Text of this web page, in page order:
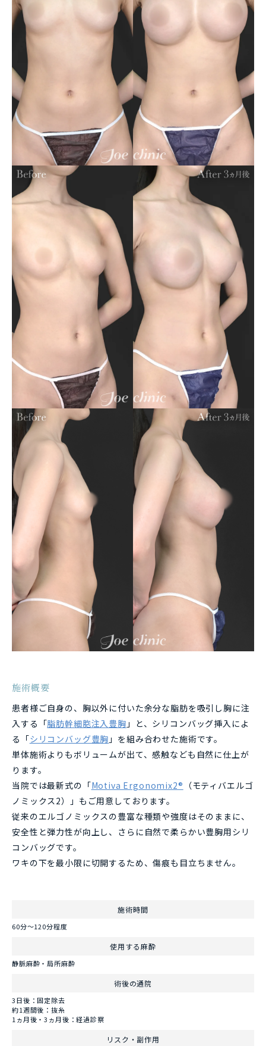
施術概要
患者様ご自身の、胸以外に付いた余分な脂肪を吸引し胸に注
入する「脂肪幹細胞注入豊胸 」と、シリコンバッグ挿入によ
る「シリコンバッグ豊胸 」を組み合わせた施術です。
単体施術よりもボリュームが出て、感触なども自然に仕上が
ります。
当院では最新式の「Motiva Ergonomix2® （モティバエルゴ
ノミックス2）」もご用意しております。
従来のエルゴノミックスの豊富な種類や強度はそのままに、
安全性と弾力性が向上し、さらに自然で柔らかい豊胸用シリ
コンバッグです。
ワキの下を最小限に切開するため、傷痕も目立ちません。
施術時間
60分～120分程度
使用する麻酔
静脈麻酔・局所麻酔
術後の通院
3日後：固定除去
約1週間後：抜糸
1ヵ月後・3ヵ月後：経過診察
リスク・副作用